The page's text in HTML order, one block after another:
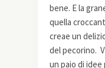
bene. E la
quella
creae un
del pecorino.
un paio di